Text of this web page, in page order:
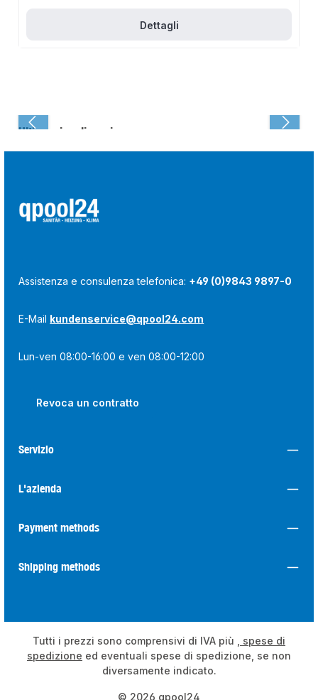
Dettagli
Ultima visualizzazione:
Assistenza e consulenza telefonica: +49 (0)9843 9897-0
E-Mail kundenservice@qpool24.com
Lun-ven 08:00-16:00 e ven 08:00-12:00
Revoca un contratto
Servizio
L'azienda
Payment methods
Shipping methods
© 2026 qpool24
Tutti i prezzi sono comprensivi di IVA più
, spese di
spedizione ed eventuali spese di spedizione, se non
diversamente indicato.